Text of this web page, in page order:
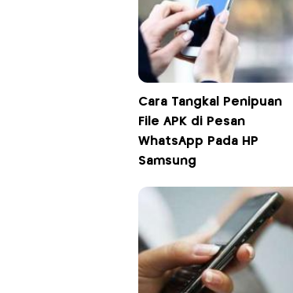
Cara Tangkal Penipuan
File APK di Pesan
WhatsApp Pada HP
Samsung